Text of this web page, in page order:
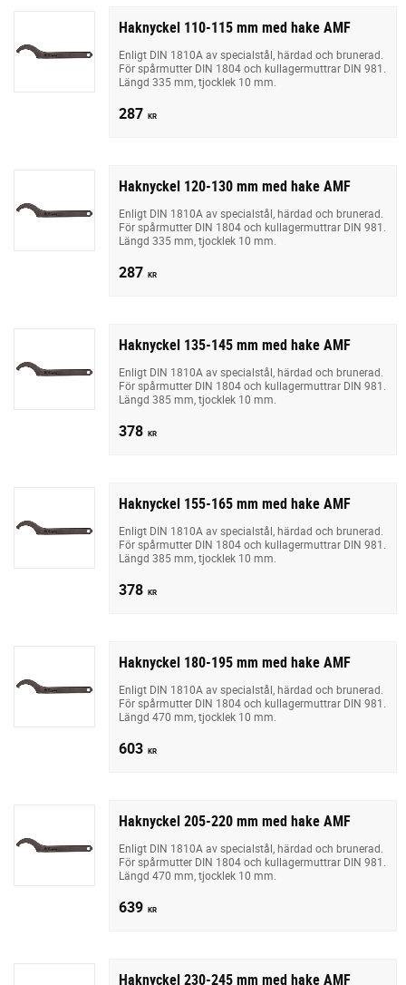
Haknyckel 110-115 mm med hake AMF
Enligt DIN 1810A av specialstål, härdad och brunerad.
För spårmutter DIN 1804 och kullagermuttrar DIN 981.
Längd 335 mm, tjocklek 10 mm.
287 KR
Haknyckel 120-130 mm med hake AMF
Enligt DIN 1810A av specialstål, härdad och brunerad.
För spårmutter DIN 1804 och kullagermuttrar DIN 981.
Längd 335 mm, tjocklek 10 mm.
287 KR
Haknyckel 135-145 mm med hake AMF
Enligt DIN 1810A av specialstål, härdad och brunerad.
För spårmutter DIN 1804 och kullagermuttrar DIN 981.
Längd 385 mm, tjocklek 10 mm.
378 KR
Haknyckel 155-165 mm med hake AMF
Enligt DIN 1810A av specialstål, härdad och brunerad.
För spårmutter DIN 1804 och kullagermuttrar DIN 981.
Längd 385 mm, tjocklek 10 mm.
378 KR
Haknyckel 180-195 mm med hake AMF
Enligt DIN 1810A av specialstål, härdad och brunerad.
För spårmutter DIN 1804 och kullagermuttrar DIN 981.
Längd 470 mm, tjocklek 10 mm.
603 KR
Haknyckel 205-220 mm med hake AMF
Enligt DIN 1810A av specialstål, härdad och brunerad.
För spårmutter DIN 1804 och kullagermuttrar DIN 981.
Längd 470 mm, tjocklek 10 mm.
639 KR
Haknyckel 230-245 mm med hake AMF